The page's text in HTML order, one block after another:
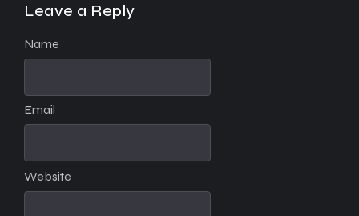
Leave a Reply
Name
Email
Website